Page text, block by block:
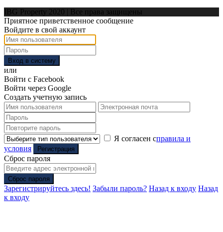
IBG Property 2020 | Все права защищены
Приятное приветственное сообщение
Войдите в свой аккаунт
Вход в систему
или
Войти с Facebook
Войти через Google
Создать учетную запись
Я согласен справила и
условия
Регистрация
Сброс пароля
Сброс пароля
Зарегистрируйтесь здесь! Забыли пароль? Назад к входу Назад
к входу